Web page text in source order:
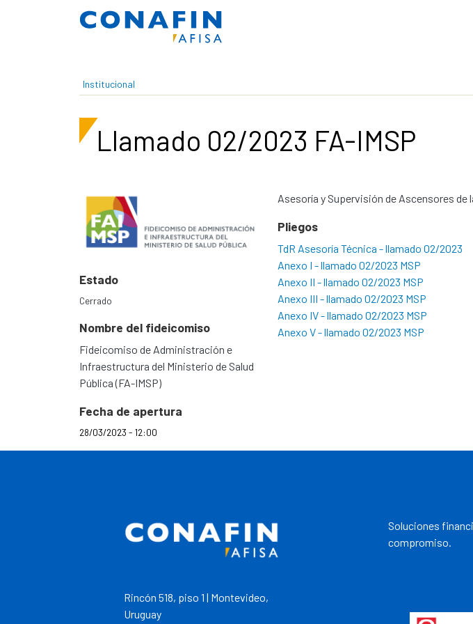
Pasar al contenido principal
Institucional
Llamado 02/2023 FA-IMSP
Estado
Cerrado
Nombre del fideicomiso
Fideicomiso de Administración e
Infraestructura del Ministerio de Salud
Pública (FA-IMSP)
Fecha de apertura
28/03/2023 - 12:00
Asesoría y Supervisión de Ascensores de
Pliegos
TdR Asesoría Técnica - llamado 02/2023
Anexo I - llamado 02/2023 MSP
Anexo II - llamado 02/2023 MSP
Anexo III - llamado 02/2023 MSP
Anexo IV - llamado 02/2023 MSP
Anexo V - llamado 02/2023 MSP
Rincón 518, piso 1 | Montevideo,
Uruguay
Soluciones
compromiso.